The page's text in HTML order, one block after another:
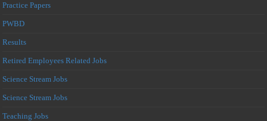
Practice Papers
PWBD
Results
Retired Employees Related Jobs
Science Stream Jobs
Science Stream Jobs
Teaching Jobs